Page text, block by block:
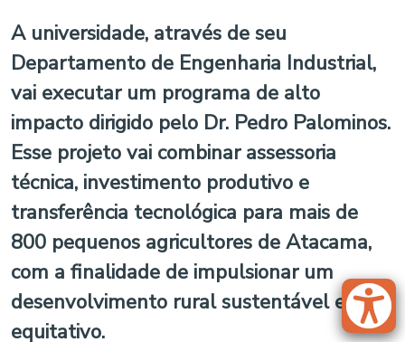
A universidade, através de seu
Departamento de Engenharia Industrial,
vai executar um programa de alto
impacto dirigido pelo Dr. Pedro Palominos.
Esse projeto vai combinar assessoria
técnica, investimento produtivo e
transferência tecnológica para mais de
800 pequenos agricultores de Atacama,
com a finalidade de impulsionar um
desenvolvimento rural sustentável e
equitativo.